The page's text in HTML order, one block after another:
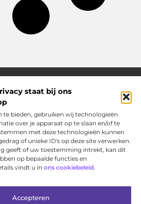
staat bij ons
te bieden, gebruiken wij technologieën
over je apparaat op te slaan en/of te
met deze technologieën kunnen
of unieke ID's op deze site verwerken.
geeft of uw toestemming intrekt, kan dit
op bepaalde functies en
vindt u in ons cookiebeleid.
Accepteren
inspiratie en praktische ideeën
je een gevarieerd aanbod aan artikelen
om jouw dag nét wat leuker, slimmer en